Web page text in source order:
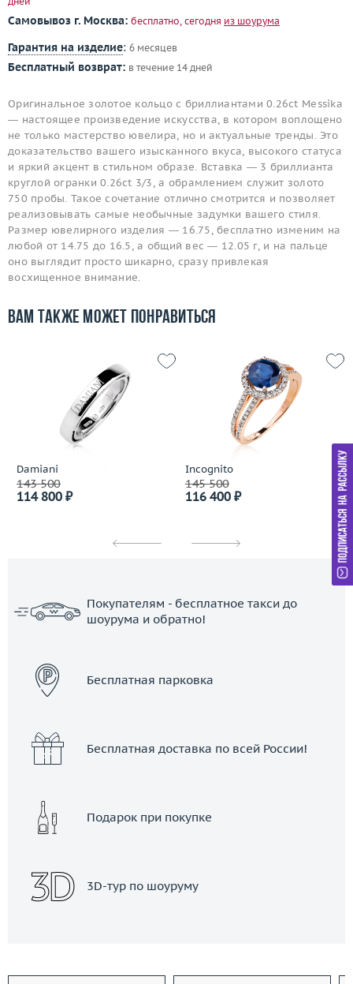
Самовывоз г. Москва: бесплатно, сегодня из шоурума
Гарантия на изделие: 6 месяцев
Бесплатный возврат: в течение 14 дней
Оригинальное золотое кольцо с бриллиантами 0.26ct Messika
— настоящее произведение искусства, в котором воплощено
не только мастерство ювелира, но и актуальные тренды. Это
доказательство вашего изысканного вкуса, высокого статуса
и яркий акцент в стильном образе. Вставка — 3 бриллианта
круглой огранки 0.26ct 3/3, а обрамлением служит золото
750 пробы. Такое сочетание отлично смотрится и позволяет
реализовывать самые необычные задумки вашего стиля.
Размер ювелирного изделия — 16.75, бесплатно изменим на
любой от 14.75 до 16.5, а общий вес — 12.05 г, и на пальце
оно выглядит просто шикарно, сразу привлекая
восхищенное внимание.
Вам также может понравиться
Damiani
143 500
114 800 ₽
Incognito
145 500
116 400 ₽
Покупателям - бесплатное такси до
шоурума и обратно!
Бесплатная парковка
Бесплатная доставка по всей России!
Подарок при покупке
3D-тур по шоуруму